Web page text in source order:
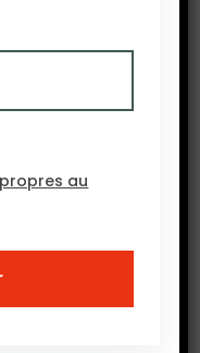
Mohamed
développer
la région en y
au